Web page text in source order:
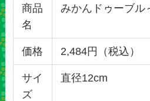
商品
名
みかんドゥーブル
価格 2,484円（税込）
サイ
ズ
直径12cm